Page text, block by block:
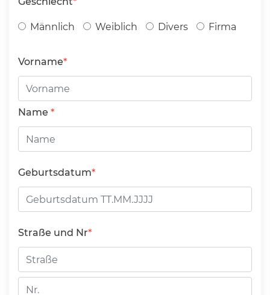
Männlich Weiblich Divers Firma
Vorname
Name
Geburtsdatum
Straße und Nr
Straße
Hausnummer